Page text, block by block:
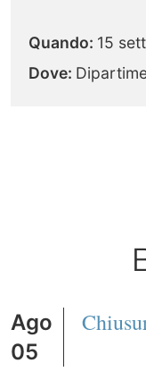
Quando: 15
Dove:
Ago
05